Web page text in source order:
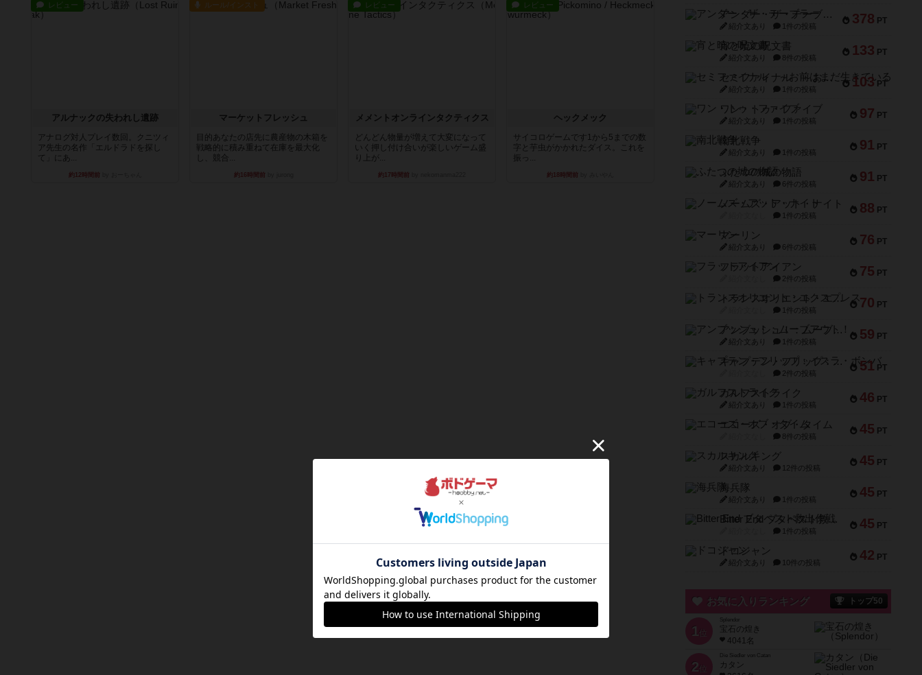
レビュー
アルナックの失われし遺跡
アナログ対人プレイ数回。クニツィ
ア先生の名作「エルドラドを探し
て」にあ...
約12時間前
ルール/インスト
マーケットフレッシュ
目的あなたの店先に農産物の木箱を
戦略的に積み重ねて在庫を最大化
し、競合...
約16時間前
レビュー
メメントオンラインタクティクス
どんどん物量が増えて大変になって
いく押し付け合いが楽しいゲーム盛
り上が...
約17時間前
レビュー
ヘックメック
サイコロゲームです1から5までの数
字と芋虫がかかれたダイス。これを
振っ...
約18時間前
378 PT
アンダー・ザ・テーブラー
紹介文あり 1件の投稿
133 PT
宵と暁の呪文書
紹介文あり 8件の投稿
103 PT
セミファイナル ～お前はまだ生きている～
紹介文あり 1件の投稿
97 PT
ワン・トゥ・ファイブ
紹介文あり 1件の投稿
91 PT
南北戦争
紹介文あり 1件の投稿
91 PT
ふたつの城の物語
紹介文あり 6件の投稿
88 PT
ノームズ・アット・ナイト
1件の投稿
76 PT
マーリン
紹介文あり 6件の投稿
75 PT
フラットアイアン
2件の投稿
70 PT
トランスオリエント・エクスプレス
1件の投稿
59 PT
アンブッシュ！：ムーブアウト！
紹介文あり 1件の投稿
51 PT
キャプテン・フリップ：イスラ・ボンバ
2件の投稿
46 PT
ガルフストライク
紹介文あり 1件の投稿
45 PT
エコーズ・オブ・タイム
8件の投稿
45 PT
スカルキング
紹介文あり 12件の投稿
45 PT
海兵隊
紹介文あり 1件の投稿
45 PT
Bitter End ブタペスト救出作戦
1件の投稿
42 PT
ドコジャン
紹介文あり 10件の投稿
お気に入りランキング トップ50
1 位
宝石の煌き
4041名
2 位
Die Siedler von Catan
カタン